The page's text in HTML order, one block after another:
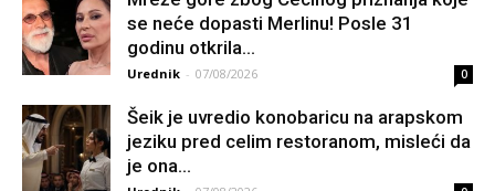
se neće dopasti Merlinu! Posle 31
godinu otkrila...
Urednik - 07/08/2026 0
Šeik je uvredio konobaricu na arapskom
jeziku pred celim restoranom, misleći da
je ona...